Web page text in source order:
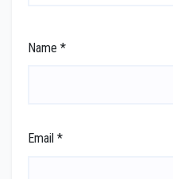
Name *
Email *